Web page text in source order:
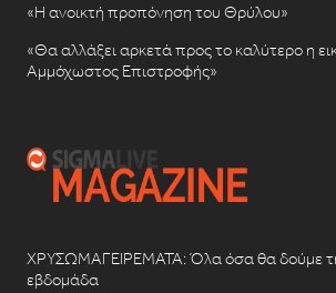
«Η ανοικτή προπόνηση του Θρύλου»
«Θα αλλάξει αρκετά προς το καλύτερο η
Αμμόχωστος Επιστροφής»
ΧΡΥΣΩΜΑΓΕΙΡΕΜΑΤΑ: Όλα όσα θα δούμε
εβδομάδα